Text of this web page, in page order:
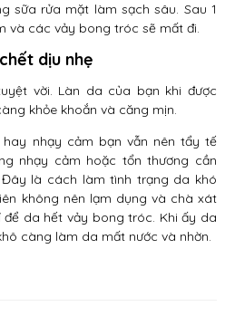
sữa rửa mặt làm sạch sâu. Sau 1
và các vảy bong tróc sẽ mất đi.
dịu nhẹ
vời. Làn da của bạn khi được
khỏe khoắn và căng mịn.
nhạy cảm bạn vẫn nên tẩy tế
nhạy cảm hoặc tổn thương cần
là cách làm tình trạng da khó
không nên lạm dụng và chà xát
da hết vảy bong tróc. Khi ấy da
càng làm da mất nước và nhờn.